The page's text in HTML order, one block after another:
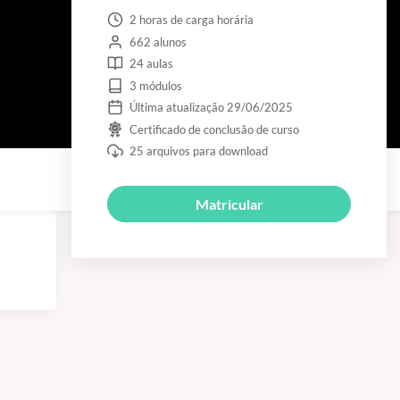
2 horas de carga horária
662 alunos
24 aulas
3 módulos
Última atualização 29/06/2025
Certificado de conclusão de curso
25 arquivos para download
Matricular